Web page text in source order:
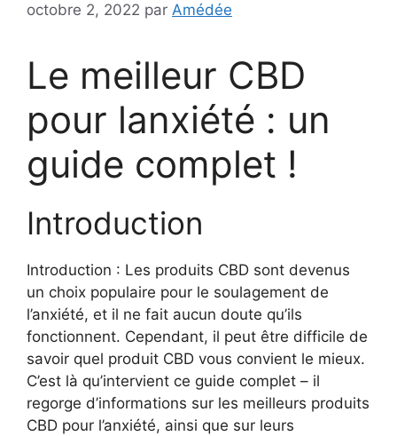
octobre 2, 2022 par Amédée
Le meilleur CBD
pour lanxiété : un
guide complet !
Introduction
Introduction : Les produits CBD sont devenus
un choix populaire pour le soulagement de
l’anxiété, et il ne fait aucun doute qu’ils
fonctionnent. Cependant, il peut être difficile de
savoir quel produit CBD vous convient le mieux.
C’est là qu’intervient ce guide complet – il
regorge d’informations sur les meilleurs produits
CBD pour l’anxiété, ainsi que sur leurs